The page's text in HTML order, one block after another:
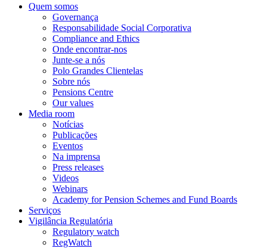
Quem somos
Governança
Responsabilidade Social Corporativa
Compliance and Ethics
Onde encontrar-nos
Junte-se a nós
Polo Grandes Clientelas
Sobre nós
Pensions Centre
Our values
Media room
Notícias
Publicações
Eventos
Na imprensa
Press releases
Videos
Webinars
Academy for Pension Schemes and Fund Boards
Serviços
Vigilância Regulatória
Regulatory watch
RegWatch